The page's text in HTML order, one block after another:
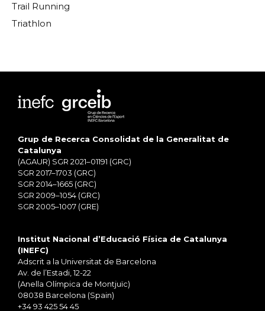
Trail Running
Triathlon
Grup de Recerca Consolidat de la Generalitat de
Catalunya
(AGAUR) SGR 2021–01191 (GRC)
SGR 2017–1703 (GRC)
SGR 2014–1665 (GRC)
SGR 2009–1054 (GRC)
SGR 2005–1007 (GRE)
Institut Nacional d’Educació Física de Catalunya
(INEFC)
Adscrit a la Universitat de Barcelona
Av. de l’Estadi, 12-22
(Anella Olímpica de Montjuïc)
08038 Barcelona (Spain)
+34 93 425 54 45